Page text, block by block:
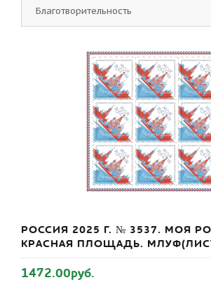
РОССИЯ 2025 Г. № 3537. МОЯ
КРАСНАЯ ПЛОЩАДЬ.
1472.00руб.
Благотворительность